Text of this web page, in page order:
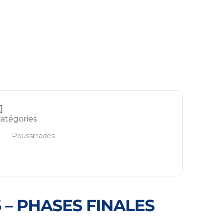
Poussinades
PHASES FINALES